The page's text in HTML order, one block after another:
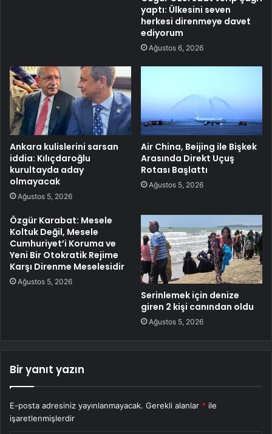
yaptı: Ülkesini seven
herkesi direnmeye davet
ediyorum
Ağustos 6, 2026
Ankara kulislerini sarsan
iddia: Kılıçdaroğlu
kurultayda aday
olmayacak
Ağustos 5, 2026
Air China, Beijing ile Bişkek
Arasında Direkt Uçuş
Rotası Başlattı
Ağustos 5, 2026
Özgür Karabat: Mesele
Koltuk Değil, Mesele
Cumhuriyet’i Koruma ve
Yeni Bir Otokratik Rejime
Karşı Direnme Meselesidir
Ağustos 5, 2026
Serinlemek için denize
giren 2 kişi canından oldu
Ağustos 5, 2026
Bir yanıt yazın
E-posta adresiniz yayınlanmayacak. Gerekli alanlar * ile
işaretlenmişlerdir